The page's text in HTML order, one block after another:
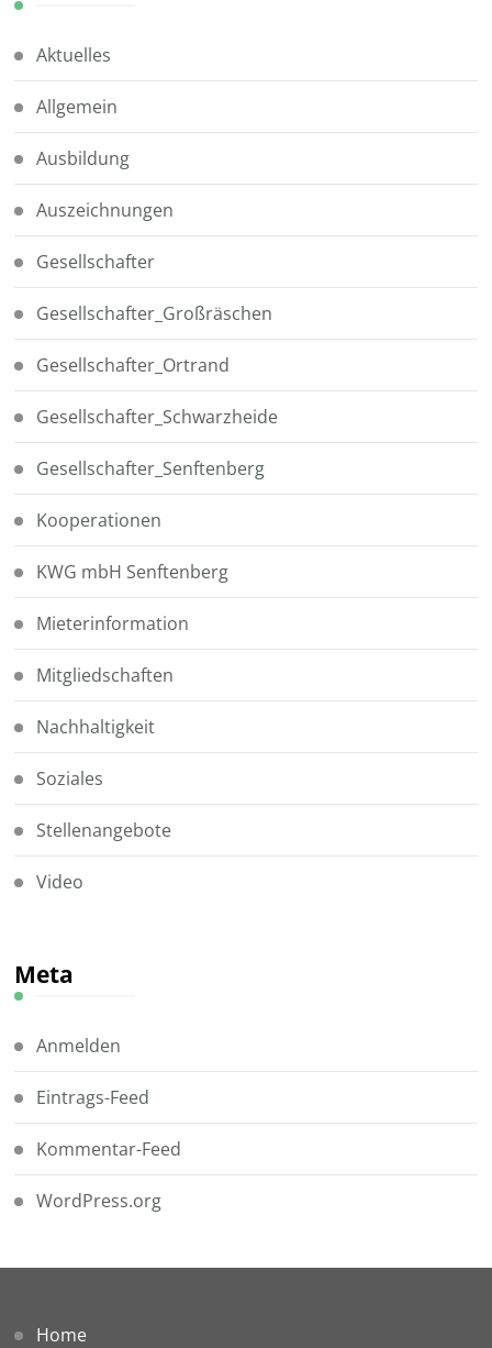
Aktuelles
Allgemein
Ausbildung
Auszeichnungen
Gesellschafter
Gesellschafter_Großräschen
Gesellschafter_Ortrand
Gesellschafter_Schwarzheide
Gesellschafter_Senftenberg
Kooperationen
KWG mbH Senftenberg
Mieterinformation
Mitgliedschaften
Nachhaltigkeit
Soziales
Stellenangebote
Video
Meta
Anmelden
Eintrags-Feed
Kommentar-Feed
WordPress.org
Home